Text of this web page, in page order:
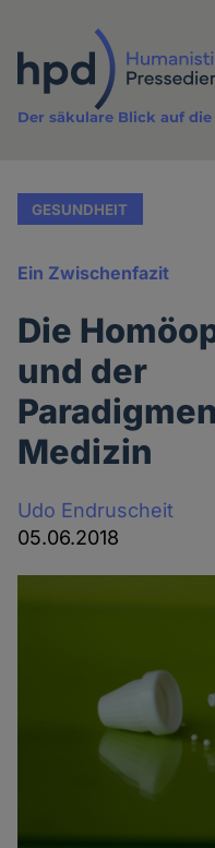
Inhalt
Der säkulare Blick auf die
GESUNDHEIT
Ein Zwischenfazit
Die
und der
Medizin
Udo Endruscheit
05.06.2018